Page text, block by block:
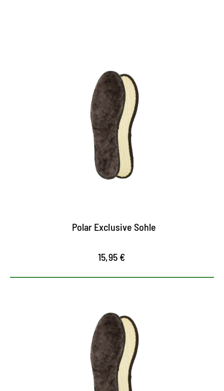
Kuschelige Wintersohle
Lammfell-Einlage mit wollig-weicher Polsterung
wärmt den Fuß selbst bei empfindlich kalten
maximaler Tragekomfort
Polar Exclusive Sohle
15,95 €
Kuschelige Wintersohle
Lammfell-Einlage mit wollig-weicher Polsterung
wärmt den Fuß selbst bei empfindlich kalten